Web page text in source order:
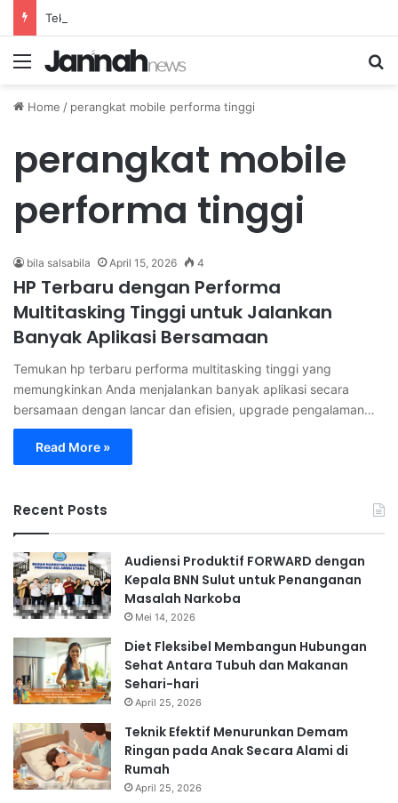
Menu
Home / perangkat mobile performa tinggi
perangkat mobile
performa tinggi
bila salsabila April 15, 2026 4
HP Terbaru dengan Performa
Multitasking Tinggi untuk Jalankan
Banyak Aplikasi Bersamaan
Temukan hp terbaru performa multitasking tinggi yang
memungkinkan Anda menjalankan banyak aplikasi secara
bersamaan dengan lancar dan efisien, upgrade pengalaman…
Read More »
Recent Posts
Audiensi Produktif FORWARD dengan
Kepala BNN Sulut untuk Penanganan
Masalah Narkoba
Mei 14, 2026
Diet Fleksibel Membangun Hubungan
Sehat Antara Tubuh dan Makanan
Sehari-hari
April 25, 2026
Teknik Efektif Menurunkan Demam
Ringan pada Anak Secara Alami di
Rumah
April 25, 2026